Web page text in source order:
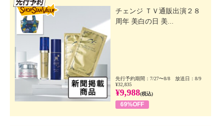
チェンジ ＴＶ通販出演２８
周年 美白の日 美...
先行予約期間：7/27〜8/8 放送日：8/9
¥32,835
¥9,988(税込)
69%OFF